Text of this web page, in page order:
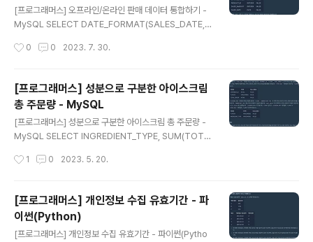
[프로그래머스] 오프라인/온라인 판매 데이터 통합하기 -
MySQL SELECT DATE_FORMAT(SALES_DATE,
SER_ID, SALES_AMOUNT FROM ( SELECT SALE
NT FROM ONLINE_SALE UNION ALL SELECT SA
LES_DATE, PRODUCT_ID, NULL AS USER_ID, SA
LES_AMOUNT FROM OFFLINE_SALE ) T WHERE
SALES_DATE LIKE '2022-03%' ORDER BY SALE
S_DATE, PRODUCT_ID, USER_ID; https://school.
0 0 2023. 7. 30.
[프로그래머스] 성분으로 구분한 아이스크림
총 주문량 - MySQL
[프로그래머스] 성분으로 구분한 아이스크림 총 주문량 -
MySQL SELECT INGREDIENT_TYPE, SUM(TOTA
F INNER JOIN ICECREAM_INFO ON FIRST_HALF.
SC; https://school.programmers.co.kr/learn/cou
rses/30/lessons/133026 프로그래머스 코드 중심의
개발자 채용. 스택 기반의 포지션 매칭. 프로그래머스의 개
1 0 2023. 5. 20.
[프로그래머스] 개인정보 수집 유효기간 - 파
이썬(Python)
[프로그래머스] 개인정보 수집 유효기간 - 파이썬(Pytho